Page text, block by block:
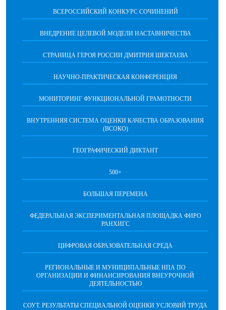
ВСЕРОССИЙСКИЙ КОНКУРС СОЧИНЕНИЙ
ВНЕДРЕНИЕ ЦЕЛЕВОЙ МОДЕЛИ НАСТАВНИЧЕСТВА
СТРАНИЦА ГЕРОЯ РОССИИ ДМИТРИЯ ШЕКТАЕВА
НАУЧНО-ПРАКТИЧЕСКАЯ КОНФЕРЕНЦИЯ
МОНИТОРИНГ ФУНКЦИОНАЛЬНОЙ ГРАМОТНОСТИ
ВНУТРЕННЯЯ СИСТЕМА ОЦЕНКИ КАЧЕСТВА ОБРАЗОВАНИЯ
(ВСОКО)
ГЕОГРАФИЧЕСКИЙ ДИКТАНТ
500+
БОЛЬШАЯ ПЕРЕМЕНА
ФЕДЕРАЛЬНАЯ ЭКСПЕРИМЕНТАЛЬНАЯ ПЛОЩАДКА ФИРО
РАНХИГС
ЦИФРОВАЯ ОБРАЗОВАТЕЛЬНАЯ СРЕДА
РЕГИОНАЛЬНЫЕ И МУНИЦИПАЛЬНЫЕ НПА ПО
ОРГАНИЗАЦИИ И ФИНАНСИРОВАНИЯ ВНЕУРОЧНОЙ
ДЕЯТЕЛЬНОСТЬЮ
СОУТ. РЕЗУЛЬТАТЫ СПЕЦИАЛЬНОЙ ОЦЕНКИ УСЛОВИЙ ТРУДА